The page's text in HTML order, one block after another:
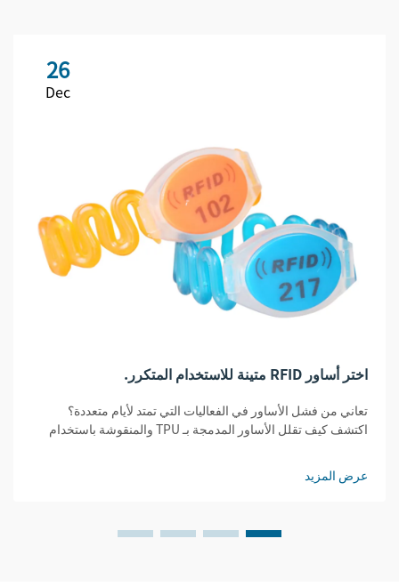
26
Dec
اختر أساور RFID متينة للاستخدام المتكرر.
تعاني من فشل الأساور في الفعاليات التي تمتد لأيام متعددة؟
اكتشف كيف تقلل الأساور المدمجة بـ TPU والمنقوشة باستخدام
القراءة. احصل على الدليل الشامل حول المتانة.
عرض المزيد